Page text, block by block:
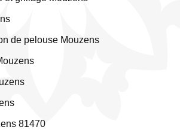
de pelouse Mouzens
81470